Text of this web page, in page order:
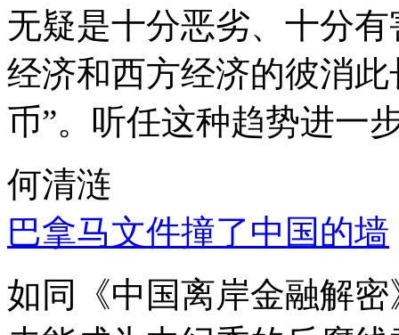
无疑是十分恶劣、十分
经济和西方经济的彼消
币”。听任这种趋势进一
何清涟
巴拿马文件撞了中国的墙
如同《中国离岸金融解